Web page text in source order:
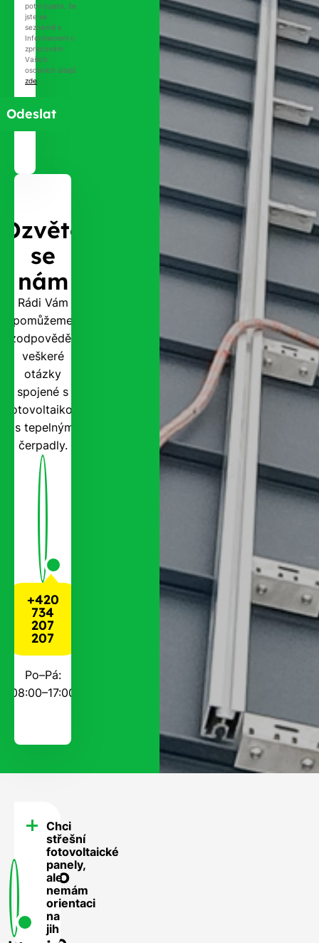
Ozvěte
se
nám
Rádi Vám
pomůžeme
zodpovědět
veškeré
otázky
spojené s
fotovoltaikou
i s tepelnými
čerpadly.
+420
734
207
207
Po–Pá:
08:00–17:00
potvrzujete, že
jste se
seznámili s
Informacemi o
zpracování
Vašich
osobních údajů
zde
FAQ
-
Často
se
nás
Chci
střešní
fotovoltaické
panely,
ale
nemám
orientaci
na
jih